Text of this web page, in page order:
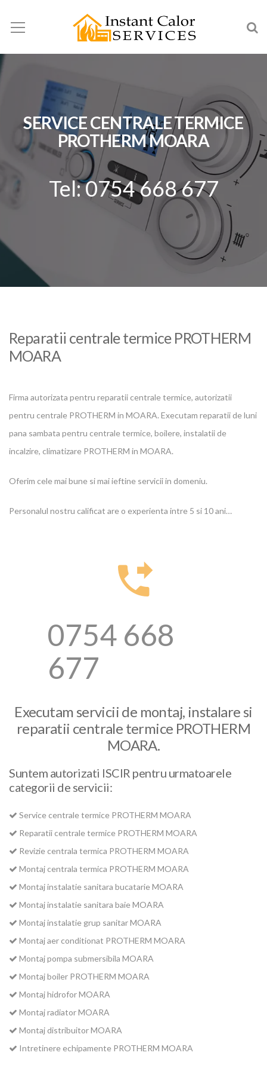
SERVICE CENTRALE TERMICE
PROTHERM MOARA
Tel: 0754 668 677
Reparatii centrale termice PROTHERM
MOARA
Firma autorizata pentru reparatii centrale termice, autorizatii
pentru centrale PROTHERM in MOARA. Executam reparatii de luni
pana sambata pentru centrale termice, boilere, instalatii de
incalzire, climatizare PROTHERM in MOARA.
Oferim cele mai bune si mai ieftine servicii in domeniu.
Personalul nostru calificat are o experienta intre 5 si 10 ani…
0754 668
677
Executam servicii de montaj, instalare si
reparatii centrale termice PROTHERM
MOARA.
Suntem autorizati ISCIR pentru urmatoarele
categorii de servicii:
Service centrale termice PROTHERM MOARA
Reparatii centrale termice PROTHERM MOARA
Revizie centrala termica PROTHERM MOARA
Montaj centrala termica PROTHERM MOARA
Montaj instalatie sanitara bucatarie MOARA
Montaj instalatie sanitara baie MOARA
Montaj instalatie grup sanitar MOARA
Montaj aer conditionat PROTHERM MOARA
Montaj pompa submersibila MOARA
Montaj boiler PROTHERM MOARA
Montaj hidrofor MOARA
Montaj radiator MOARA
Montaj distribuitor MOARA
Intretinere echipamente PROTHERM MOARA